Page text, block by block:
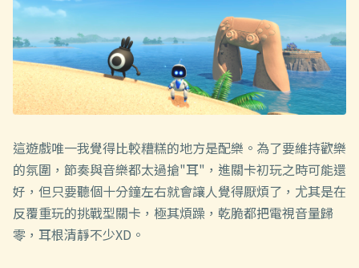
這遊戲唯一我覺得比較糟糕的地方是配樂。為了要維持歡樂
的氛圍，節奏與音樂都太過搶"耳"，進關卡初玩之時可能還
好，但只要聽個十分鐘左右就會讓人覺得厭煩了，尤其是在
反覆重玩的挑戰型關卡，極其煩躁，乾脆都把電視音量歸
零，耳根清靜不少XD。